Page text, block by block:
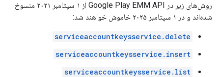
روش‌های زیر در Google Play EMM API از ۱ سپتامبر ۲۰۲۱ منسوخ
شده‌اند و در ۱ سپتامبر ۲۰۲۵ خاموش خواهند شد:
serviceaccountkeysservice.delete
serviceaccountkeysservice.insert
serviceaccountkeysservice.list